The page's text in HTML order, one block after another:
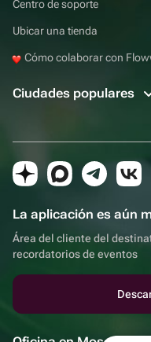
Centro de soporte
Ubicar una tienda
Cómo colaborar con
Ciudades populares
La aplicación es aún
Área del cliente del
recordatorios de eventos